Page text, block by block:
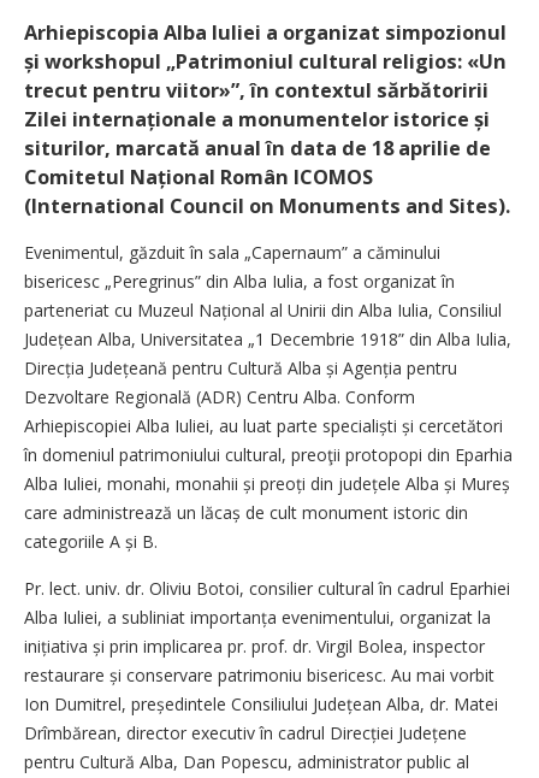
Arhiepiscopia Alba Iuliei a organizat simpozionul
și workshopul „Patrimoniul cultural religios: «Un
trecut pentru viitor»”, în contextul sărbătoririi
Zilei internaționale a monumentelor istorice și
siturilor, marcată anual în data de 18 aprilie de
Comitetul Național Român ICOMOS
(International Council on Monuments and Sites).
Evenimentul, găzduit în sala „Capernaum” a căminului
bisericesc „Peregrinus” din Alba Iulia, a fost organizat în
parteneriat cu Muzeul Național al Unirii din Alba Iulia, Consiliul
Județean Alba, Universitatea „1 Decembrie 1918” din Alba Iulia,
Direcția Județea­nă pentru Cultură Alba și Agenția pentru
Dezvoltare Regională (ADR) Centru Alba. Conform
Arhiepiscopiei Alba Iuliei, au luat parte spe­cialiști și cercetători
în domeniul patrimoniului cultural, preoţii protopopi din Eparhia
Alba Iuliei, monahi, monahii și preoți din jude­țele Alba și Mureș
care administrează un lăcaș de cult monument istoric din
categoriile A și B.
Pr. lect. univ. dr. Oliviu Botoi, consilier cul­tu­ral în cadrul Eparhiei
Alba Iuliei, a subliniat importanța evenimentului, organizat la
ini­țiativa și prin implicarea pr. prof. dr. Virgil Bolea, inspector
restaurare și conservare patrimoniu bisericesc. Au mai vorbit
Ion Dumitrel, președintele Consiliului Județean Alba, dr. Matei
Drîmbărean, director executiv în cadrul Direcției Județene
pentru Cultură Alba, Dan Popescu, administrator public al